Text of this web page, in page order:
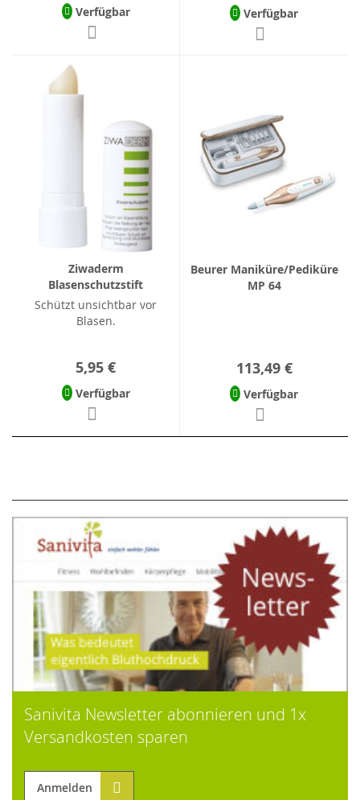
Verfügbar Verfügbar
Ziwaderm
Blasenschutzstift
Schützt unsichtbar vor
Blasen.
5,95 €
Verfügbar
Beurer Maniküre/Pediküre
MP 64
113,49 €
Verfügbar
Sanivita Newsletter abonnieren und 1x
Versandkosten sparen
Anmelden